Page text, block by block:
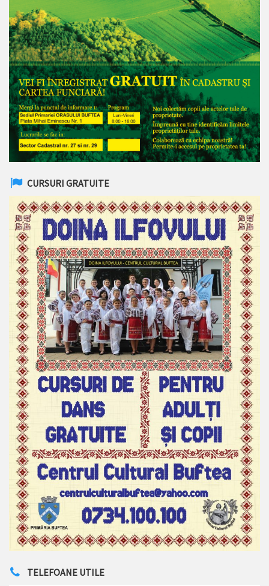
CURSURI GRATUITE
TELEFOANE UTILE